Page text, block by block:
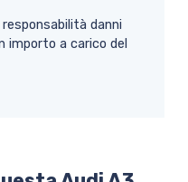
danni
importo a carico del